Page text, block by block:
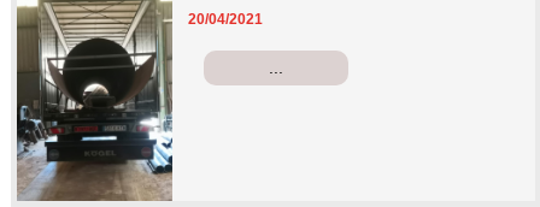
20/04/2021